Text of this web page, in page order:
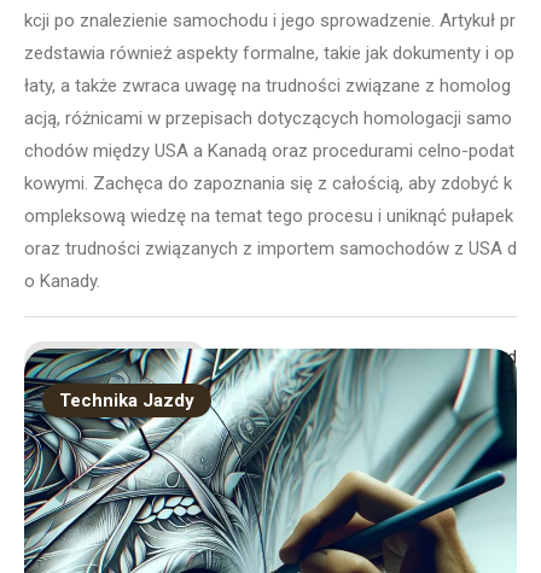
kcji po znalezienie samochodu i jego sprowadzenie. Artykuł pr
zedstawia również aspekty formalne, takie jak dokumenty i op
łaty, a także zwraca uwagę na trudności związane z homolog
acją, różnicami w przepisach dotyczących homologacji samo
chodów między USA a Kanadą oraz procedurami celno-podat
kowymi. Zachęca do zapoznania się z całością, aby zdobyć k
ompleksową wiedzę na temat tego procesu i uniknąć pułapek
oraz trudności związanych z importem samochodów z USA d
o Kanady.
Continue Reading
4 mins read
Technika Jazdy